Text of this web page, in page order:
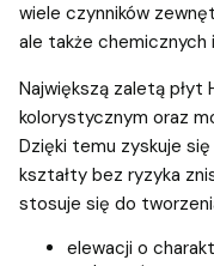
wiele czynników
ale także chemicznych
Największą zaletą płyt
kolorystycznym oraz
Dzięki temu zyskuje
kształty bez ryzyka
stosuje się do
elewacji o